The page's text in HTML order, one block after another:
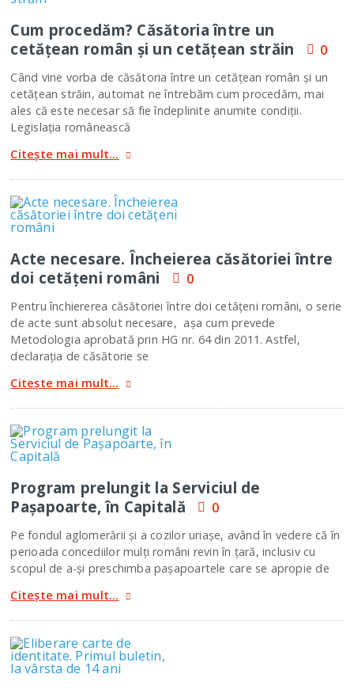
Cum procedăm? Căsătoria între un
cetăţean român şi un cetăţean străin
0
Când vine vorba de căsătoria între un cetăţean român şi un
cetăţean străin, automat ne întrebăm cum procedăm, mai
ales că este necesar să fie îndeplinite anumite condiţii.
Legislaţia românească
Citește mai mult...
Acte necesare. Încheierea căsătoriei între
doi cetăţeni români
0
Pentru închiererea căsătoriei între doi cetăţeni români, o serie
de acte sunt absolut necesare, aşa cum prevede
Metodologia aprobată prin HG nr. 64 din 2011. Astfel,
declaraţia de căsătorie se
Citește mai mult...
Program prelungit la Serviciul de
Paşapoarte, în Capitală
0
Pe fondul aglomerării şi a cozilor uriaşe, având în vedere că în
perioada concediilor mulţi români revin în ţară, inclusiv cu
scopul de a-şi preschimba paşapoartele care se apropie de
Citește mai mult...